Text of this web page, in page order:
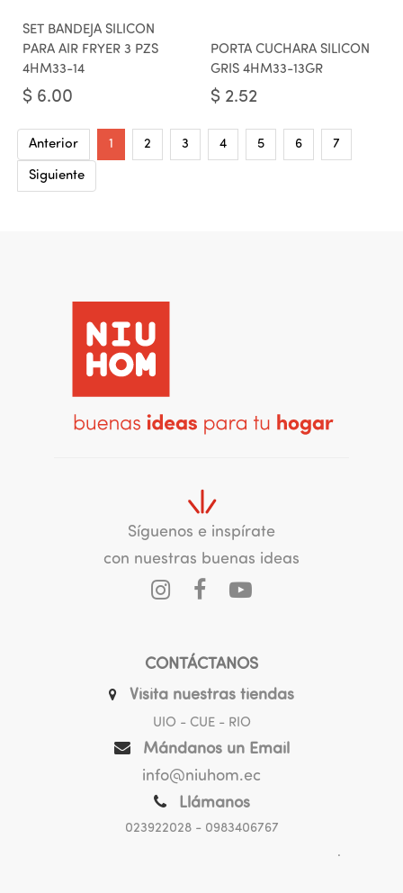
SET BANDEJA SILICON
PARA AIR FRYER 3 PZS
4HM33-14
$ 6.00
PORTA CUCHARA SILICON
GRIS 4HM33-13GR
$ 2.52
Anterior 1 2 3 4 5 6 7
Siguiente
Síguenos e inspírate
con nuestras buenas ideas
CONTÁCTANOS
Visita nuestras tiendas
UIO - CUE - RIO
Mándanos un Email
info@niuhom.ec
Llámanos
023922028- 0983406767
.